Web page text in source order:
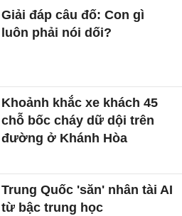
Giải đáp câu đố: Con gì
luôn phải nói dối?
Khoảnh khắc xe khách 45
chỗ bốc cháy dữ dội trên
đường ở Khánh Hòa
Trung Quốc 'săn' nhân tài AI
từ bậc trung học